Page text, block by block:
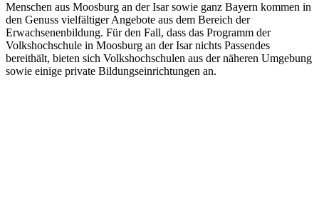
Menschen aus Moosburg an der Isar sowie ganz Bayern kommen in
den Genuss vielfältiger Angebote aus dem Bereich der
Erwachsenenbildung. Für den Fall, dass das Programm der
Volkshochschule in Moosburg an der Isar nichts Passendes
bereithält, bieten sich Volkshochschulen aus der näheren Umgebung
sowie einige private Bildungseinrichtungen an.